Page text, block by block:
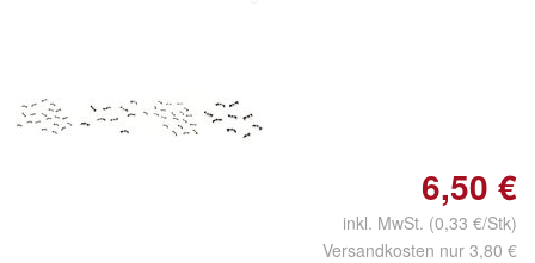
6,50 €
inkl. MwSt. (0,33 €/Stk)
Versandkosten nur 3,80 €